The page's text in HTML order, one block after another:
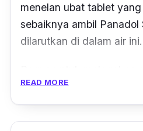
menelan ubat tablet
sebaiknya ambil Panadol
dilarutkan di dalam air ini.
sendi, senggugut, sakit
atau simptom selesema
READ MORE